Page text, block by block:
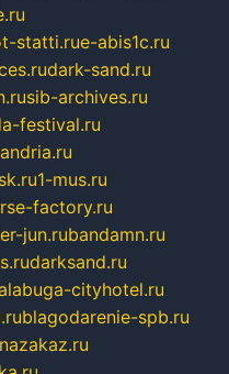
statti.rue-abis1c.ru
dark-sand.ru
sib-archives.ru
festival.ru
1-mus.ru
factory.ru
jun.rubandamn.ru
darksand.ru
cityhotel.ru
blagodarenie-spb.ru